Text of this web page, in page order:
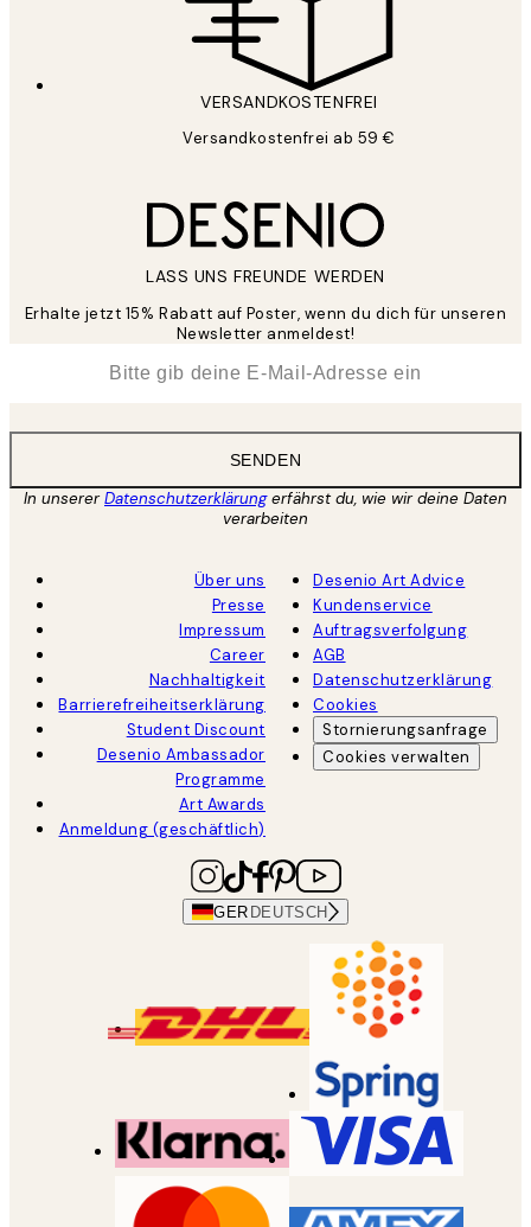
VERSANDKOSTENFREI
Versandkostenfrei ab 59 €
LASS UNS FREUNDE WERDEN
Erhalte jetzt 15% Rabatt auf Poster, wenn du dich für unseren
Newsletter anmeldest!
SENDEN
In unsererDatenschutzerklärungerfährst du, wie wir deine Daten
verarbeiten
Über uns
Presse
Impressum
Career
Nachhaltigkeit
Barrierefreiheitserklärung
Student Discount
Desenio Ambassador
Programme
Art Awards
Anmeldung (geschäftlich)
Desenio Art Advice
Kundenservice
Auftragsverfolgung
AGB
Datenschutzerklärung
Cookies
Stornierungsanfrage
Cookies verwalten
GER DEUTSCH